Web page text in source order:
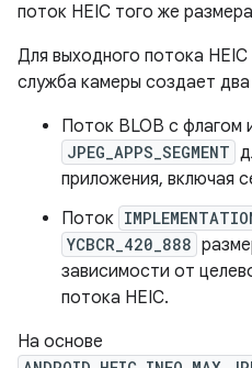
поток HEIC того же
Для выходного потока
служба камеры создает
Поток BLOB с флагом
JPEG_APPS_SEGMENT
приложения, включая
Поток
YCBCR_420_888
зависимости от
потока HEIC.
На основе